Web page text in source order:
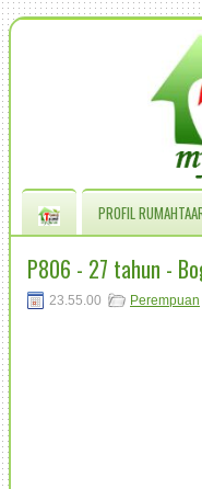
PROFIL
P806 - 27 tahun -
23.55.00 Perempuan